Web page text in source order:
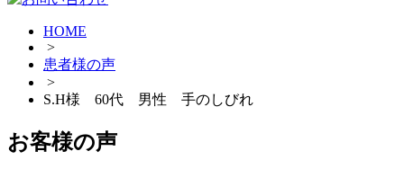
HOME
>
患者様の声
>
S.H様 60代 男性 手のしびれ
お客様の声